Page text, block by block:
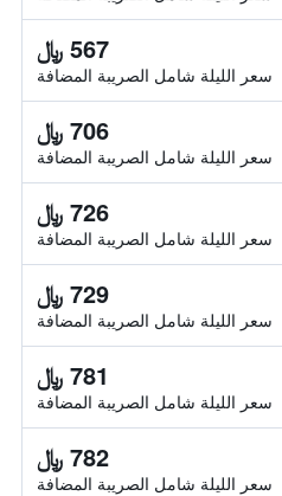
567 ﷼
سعر الليلة شامل الصريبة المضافة
706 ﷼
سعر الليلة شامل الصريبة المضافة
726 ﷼
سعر الليلة شامل الصريبة المضافة
729 ﷼
سعر الليلة شامل الصريبة المضافة
781 ﷼
سعر الليلة شامل الصريبة المضافة
782 ﷼
سعر الليلة شامل الصريبة المضافة